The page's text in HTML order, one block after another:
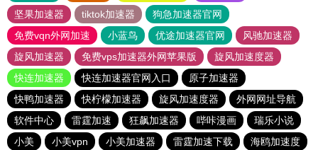
坚果加速器
tiktok加速器
狗急加速器官网
免费vqn外网加速
小蓝鸟 优途加速器官网
风驰加速器
旋风加速器
免费vps加速器外网苹果版
旋风加速度器
快连加速器
快连加速器官网入口
原子加速器
快鸭加速器
快柠檬加速器 旋风加速度器
外网网址导航
软件中心
雷霆加速 狂飙加速器 哔咔漫画
瑞乐小说
小美
小美vpn 小美加速器 雷霆加速下载 海鸥加速度